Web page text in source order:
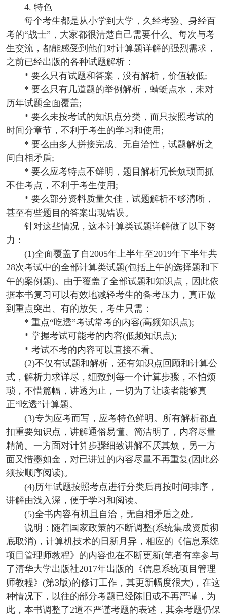
4. 特色
每个考生都是从小学到大学，久经考验、身经百
考的“战士”，大家都很清楚自己需要什么。每次与考
生交流，都能感受到他们对计算题详解的强烈需求，
之前已经出版的各种试题解析：
* 要么只有试题和答案，没有解析，价值较低;
* 要么只有几道题的举例解析，蜻蜓点水，未对
历年试题全面覆盖;
* 要么未按考试的知识点分类，而只按照考试的
时间分章节，不利于考生的学习和使用;
* 要么由多人拼接完成、无自洽性，试题解析之
间自相矛盾;
* 要么应考特点不鲜明，题目解析冗长烦琐而抓
不住考点，不利于考生使用;
* 要么部分资料质量欠佳，试题解析不够清晰，
甚至有些题目的答案出现错误。
针对这些情况，这本计算类试题详解做了以下努
力：
(1)全面覆盖了自2005年上半年至2019年下半年共
28次考试中的全部计算类试题(包括上午的选择题和下
午的案例题)。由于覆盖了全部试题和知识点，因此依
据本书复习可以有效地减轻考生的备考压力，真正做
到重点突出、有的放矢，考生只需：
* 重点“吃透”考试常考的内容(高频知识点);
* 掌握考试可能考的内容(低频知识点);
* 考试不考的内容可以直接不看。
(2)不仅有试题和解析，还有知识点回顾和计算公
式，解析力求详尽，细致到每一个计算步骤，不怕烦
琐，不惜篇幅，讲透为止，一切为了让读者能够真
正“吃透”计算题。
(3)专为应考而写，应考特色鲜明。所有解析都直
扣重要知识点，讲解通俗易懂、简洁明了，内容尽量
精简。一方面对计算步骤细致讲解不厌其烦，另一方
面又惜墨如金，对已讲过的内容尽量不再重复(因此必
须按顺序阅读)。
(4)历年试题按照考点进行分类后再按时间排序，
讲解由浅入深，便于学习和阅读。
(5)全书内容有机且自洽，无自相矛盾之处。
说明：随着国家政策的不断调整(系统集成资质彻
底取消)，计算机技术的日新月异，相应的《信息系统
项目管理师教程》的内容也在不断更新(笔者有幸参与
了清华大学出版社2017年出版的《信息系统项目管理
师教程》(第3版)的修订工作，其更新幅度很大)，在这
种情况下，以往的部分考题已经陈旧或不再严谨，为
此，本书调整了2道不严谨考题的表述，其余考题仍保